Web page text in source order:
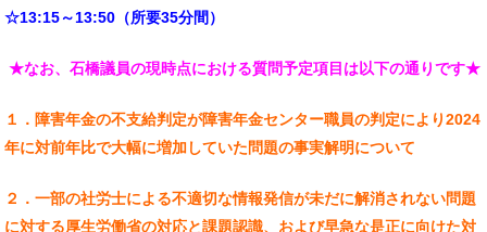
☆13:15～13:50（所要35分間）
★なお、石橋議員の現時点における質問予定項目は以下の通りです★
１．障害年金の不支給判定が障害年金センター職員の判定により2024
年に対前年比で大幅に増加していた問題の事実解明について
２．一部の社労士による不適切な情報発信が未だに解消されない問題
に対する厚生労働省の対応と課題認識、および早急な是正に向けた対